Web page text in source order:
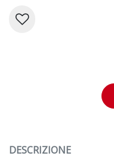
DESCRIZIONE